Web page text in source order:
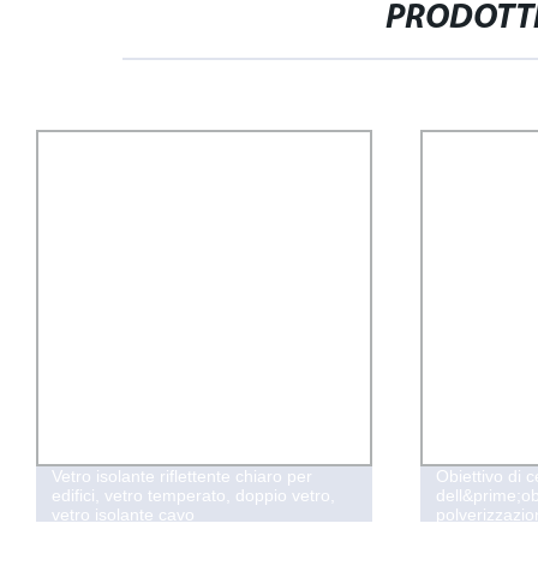
Vetro isolante riflettente chiaro per
edifici, vetro temperato, doppio vetro,
vetro isolante cavo
Obiettivo di